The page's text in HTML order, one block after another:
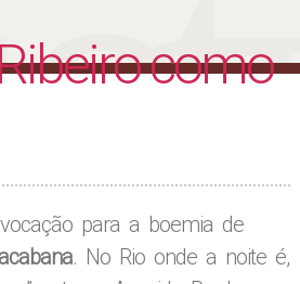
como
para a boemia de
. No Rio onde a noite é,